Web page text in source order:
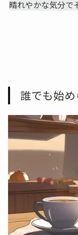
晴れやかな気分で
誰でも始